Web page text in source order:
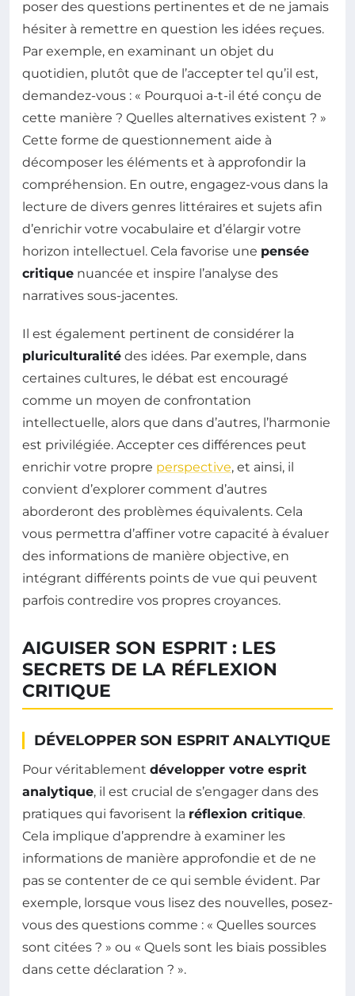
poser des questions pertinentes et de ne jamais
hésiter à remettre en question les idées reçues.
Par exemple, en examinant un objet du
quotidien, plutôt que de l’accepter tel qu’il est,
demandez-vous : « Pourquoi a-t-il été conçu de
cette manière ? Quelles alternatives existent ? »
Cette forme de questionnement aide à
décomposer les éléments et à approfondir la
compréhension. En outre, engagez-vous dans la
lecture de divers genres littéraires et sujets afin
d’enrichir votre vocabulaire et d’élargir votre
horizon intellectuel. Cela favorise une pensée
critique nuancée et inspire l’analyse des
narratives sous-jacentes.
Il est également pertinent de considérer la
pluriculturalité des idées. Par exemple, dans
certaines cultures, le débat est encouragé
comme un moyen de confrontation
intellectuelle, alors que dans d’autres, l’harmonie
est privilégiée. Accepter ces différences peut
enrichir votre propre perspective, et ainsi, il
convient d’explorer comment d’autres
aborderont des problèmes équivalents. Cela
vous permettra d’affiner votre capacité à évaluer
des informations de manière objective, en
intégrant différents points de vue qui peuvent
parfois contredire vos propres croyances.
AIGUISER SON ESPRIT : LES
SECRETS DE LA RÉFLEXION
CRITIQUE
DÉVELOPPER SON ESPRIT ANALYTIQUE
Pour véritablement développer votre esprit
analytique, il est crucial de s’engager dans des
pratiques qui favorisent la réflexion critique.
Cela implique d’apprendre à examiner les
informations de manière approfondie et de ne
pas se contenter de ce qui semble évident. Par
exemple, lorsque vous lisez des nouvelles, posez-
vous des questions comme : « Quelles sources
sont citées ? » ou « Quels sont les biais possibles
dans cette déclaration ? ».